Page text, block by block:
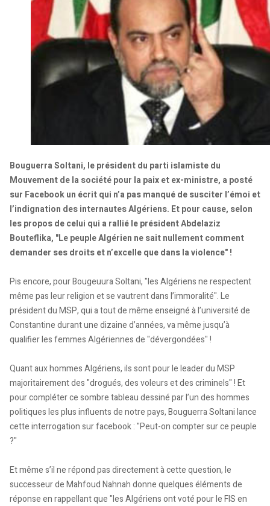
Bouguerra Soltani, le président du parti islamiste du
Mouvement de la société pour la paix et ex-ministre, a posté
sur Facebook un écrit qui n’a pas manqué de susciter l’émoi et
l’indignation des internautes Algériens. Et pour cause, selon
les propos de celui qui a rallié le président Abdelaziz
Bouteflika, "Le peuple Algérien ne sait nullement comment
demander ses droits et n’excelle que dans la violence" !
Pis encore, pour Bougeuura Soltani, "les Algériens ne respectent
même pas leur religion et se vautrent dans l’immoralité". Le
président du MSP, qui a tout de même enseigné à l’université de
Constantine durant une dizaine d’années, va même jusqu’à
qualifier les femmes Algériennes de "dévergondées" !
Quant aux hommes Algériens, ils sont pour le leader du MSP
majoritairement des "drogués, des voleurs et des criminels" ! Et
pour compléter ce sombre tableau dessiné par l’un des hommes
politiques les plus influents de notre pays, Bouguerra Soltani lance
cette interrogation sur facebook : "Peut-on compter sur ce peuple
?"
Et même s’il ne répond pas directement à cette question, le
successeur de Mahfoud Nahnah donne quelques éléments de
réponse en rappellant que "les Algériens ont voté pour le FIS en